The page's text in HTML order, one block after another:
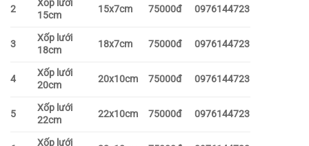
2
Xốp lưới
15cm
15x7cm 75000đ 0976144723
3
Xốp lưới
18cm
18x7cm 75000đ 0976144723
4
Xốp lưới
20cm
20x10cm 75000đ 0976144723
5
Xốp lưới
22cm
22x10cm 75000đ 0976144723
Xốp lưới